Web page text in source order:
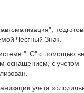
Честный Знак.
"1С" с помощью
оснащением, с учетом
учета